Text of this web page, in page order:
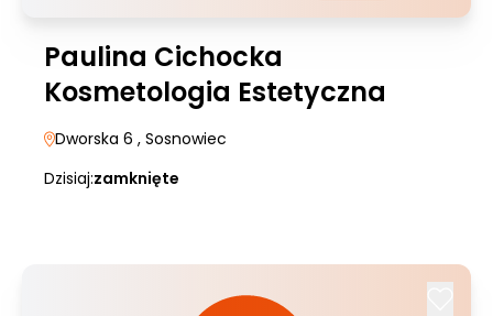
Paulina Cichocka
Kosmetologia Estetyczna
Dworska 6 , Sosnowiec
Dzisiaj:zamknięte